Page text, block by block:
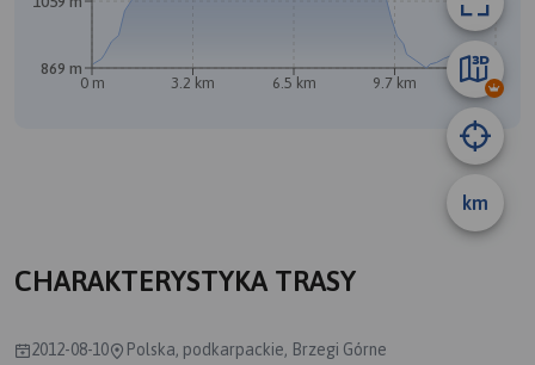
km
0 m 3.2 km 6.5 km 9.7 km 13 km
869 m
CHARAKTERYSTYKA TRASY
2012-08-10 Polska, podkarpackie, Brzegi Górne